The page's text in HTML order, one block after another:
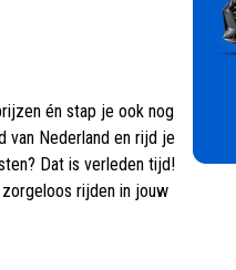
én stap je ook nog
van Nederland en rijd je
Dat is verleden tijd!
rijden in jouw